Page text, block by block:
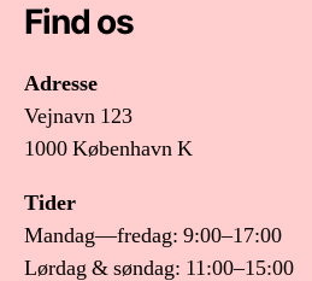
Find os
Adresse
Vejnavn 123
1000 København K
Tider
Mandag—fredag: 9:00–17:00
Lørdag & søndag: 11:00–15:00